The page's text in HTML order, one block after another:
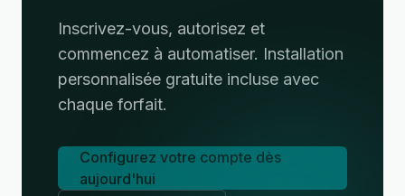
Inscrivez-vous, autorisez et
commencez à automatiser. Installation
personnalisée gratuite incluse avec
chaque forfait.
Configurez votre compte dès
aujourd'hui